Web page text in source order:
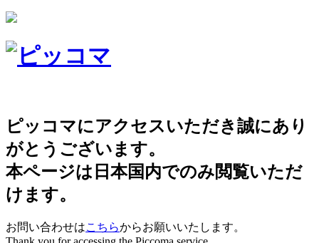
ピッコマにアクセスいただき誠にあり
がとうございます。
本ページは日本国内でのみ閲覧いただ
けます。
お問い合わせはこちらからお願いいたします。